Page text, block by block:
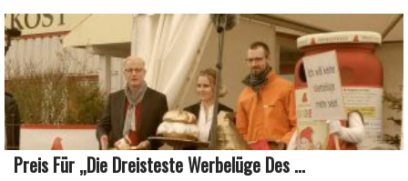
Preis Für „die Dreisteste Werbelüge Des ...